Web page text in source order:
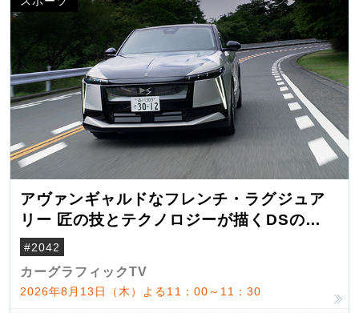
アヴァンギャルドなフレンチ・ラグジュア
リー 匠の技とテクノロジーが描くDSの世
界観
#2042
カーグラフィックTV
2026年8月13日（木）よる11：00～11：30